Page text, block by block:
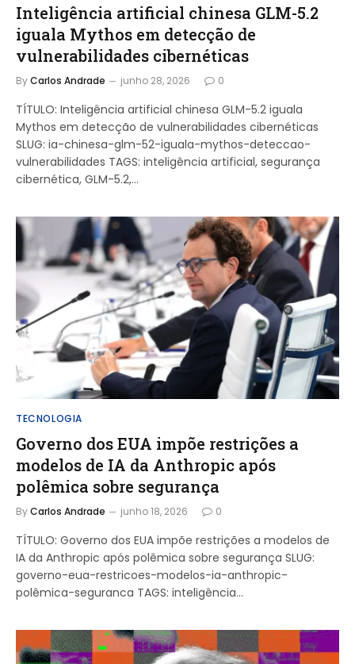
Inteligência artificial chinesa GLM-5.2
iguala Mythos em detecção de
vulnerabilidades cibernéticas
ByCarlos Andrade junho 28, 2026 0
TÍTULO: Inteligência artificial chinesa GLM-5.2 iguala
Mythos em detecção de vulnerabilidades cibernéticas
SLUG: ia-chinesa-glm-52-iguala-mythos-deteccao-
vulnerabilidades TAGS: inteligência artificial, segurança
cibernética, GLM-5.2,…
TECNOLOGIA
Governo dos EUA impõe restrições a
modelos de IA da Anthropic após
polêmica sobre segurança
ByCarlos Andrade junho 18, 2026 0
TÍTULO: Governo dos EUA impõe restrições a modelos de
IA da Anthropic após polêmica sobre segurança SLUG:
governo-eua-restricoes-modelos-ia-anthropic-
polêmica-seguranca TAGS: inteligência…